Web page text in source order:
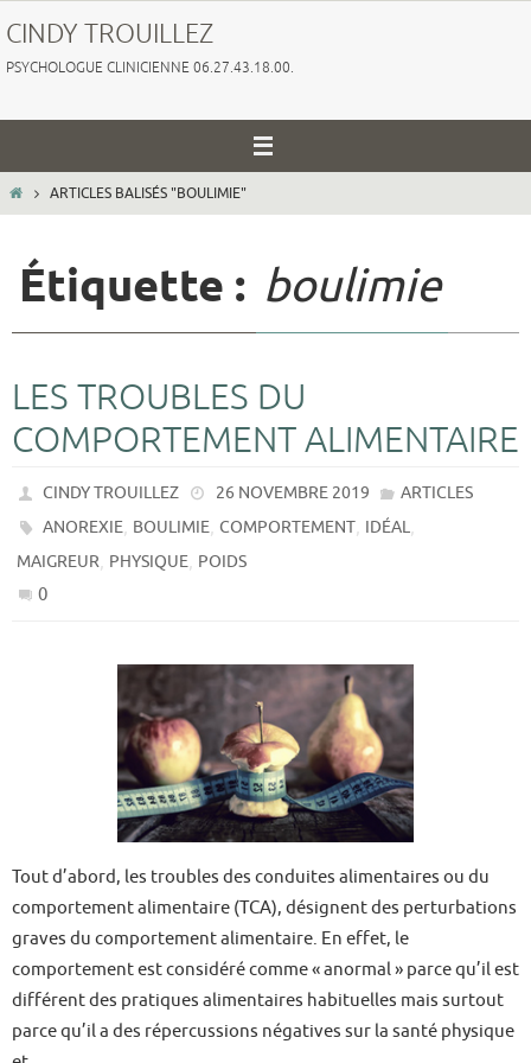
vers
le
CINDY TROUILLEZ
PSYCHOLOGUE CLINICIENNE 06.27.43.18.00.
HOMEARTICLES BALISÉS "BOULIMIE"
Étiquette : boulimie
LES TROUBLES DU
COMPORTEMENT ALIMENTAIRE
CINDY TROUILLEZ 26 NOVEMBRE 2019
ARTICLES
ANOREXIE, BOULIMIE,COMPORTEMENT, IDÉAL,
MAIGREUR, PHYSIQUE, POIDS
0
Tout d’abord, les troubles des conduites alimentaires ou du
comportement alimentaire (TCA), désignent des perturbations
graves du comportement alimentaire. En effet, le
comportement est considéré comme « anormal » parce qu’il est
différent des pratiques alimentaires habituelles mais surtout
parce qu’il a des répercussions négatives sur la santé physique